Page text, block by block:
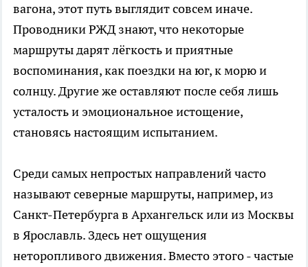
вагона, этот путь выглядит совсем иначе.
Проводники РЖД знают, что некоторые
маршруты дарят лёгкость и приятные
воспоминания, как поездки на юг, к морю и
солнцу. Другие же оставляют после себя лишь
усталость и эмоциональное истощение,
становясь настоящим испытанием.
Среди самых непростых направлений часто
называют северные маршруты, например, из
Санкт-Петербурга в Архангельск или из Москвы
в Ярославль. Здесь нет ощущения
неторопливого движения. Вместо этого - частые